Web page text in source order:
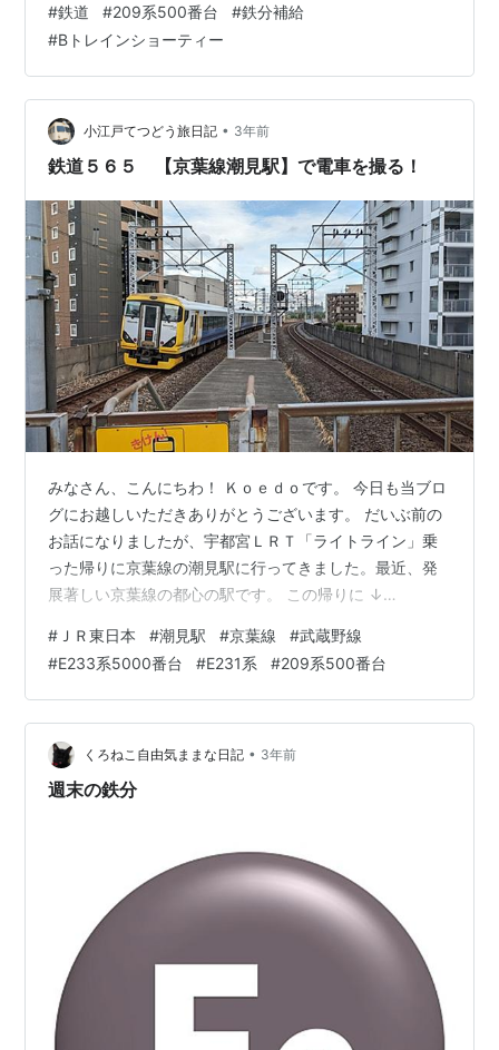
系500番台 1993年に103系置き換えように投入されたも
ので、209系500番台はその拡幅車体バージョンとなりま
す。 当時、すでに新形式として計画が進んでいたE231系
の先行形式的なかたちで、500番台が誕生しました。構
造的には、E231系0番台のボディに209系0番台の足回り
と…
#鉄道 #209系500番台 #鉄分補給
#Bトレインショーティー
小江戸てつどう旅日記 • 3年前
鉄道５６５ 【京葉線潮見駅】で電車を撮る！
みなさん、こんにちわ！ Ｋｏｅｄｏです。 今日も当ブロ
グにお越しいただきありがとうございます。 だいぶ前の
お話になりましたが、宇都宮ＬＲＴ「ライトライン」乗
った帰りに京葉線の潮見駅に行ってきました。最近、発
展著しい京葉線の都心の駅です。 この帰りに ↓
駅は東京駅から三つ目、ここまで地下を走ってきた京葉
線が初めて地上に出る駅です。 隣の越中島駅までは地下
駅、潮見駅は京葉線の上り方向で初めて地上に出る駅で
す。 電車を待っているとさっそく京葉線の主力電車Ｅ２
３３系５０００番台がやってきました。 京葉線には外房
線へ直通する…
# ＪＲ東日本 #潮見駅 #京葉線 #武蔵野線
#E233系5000番台 #E231系 #209系500番台
くろねこ自由気ままな日記 • 3年前
週末の鉄分